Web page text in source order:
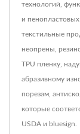
технологий,
и
текстильные
неопрены,
TPU пленку,
абразивному
порезам,
которые
USDA и bluesign.